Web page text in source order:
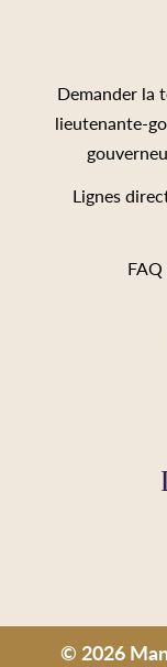
Demander la
lieutenante-
Lignes
© 2026